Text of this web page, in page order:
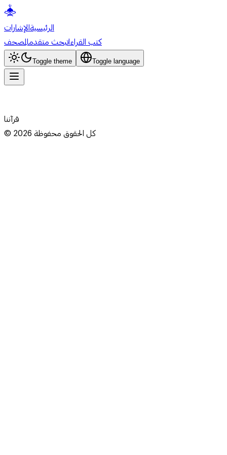
الرئيسيةالإشارات
كتب القراءاتبحث متقدمالمصحف
Toggle theme Toggle language
قرآننا
© 2026كل الحقوق محفوظة